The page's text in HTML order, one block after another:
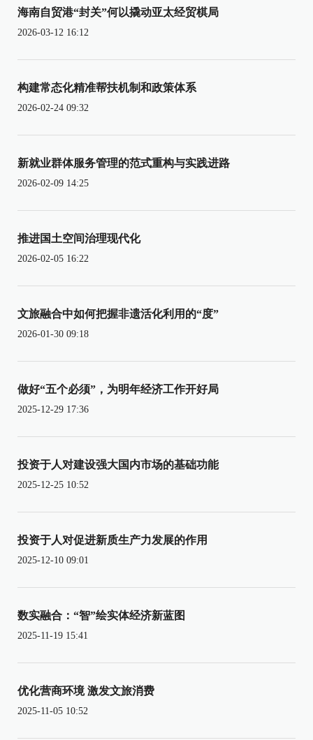
海南自贸港“封关”何以撬动亚太经贸棋局
2026-03-12 16:12
构建常态化精准帮扶机制和政策体系
2026-02-24 09:32
新就业群体服务管理的范式重构与实践进路
2026-02-09 14:25
推进国土空间治理现代化
2026-02-05 16:22
文旅融合中如何把握非遗活化利用的“度”
2026-01-30 09:18
做好“五个必须”，为明年经济工作开好局
2025-12-29 17:36
投资于人对建设强大国内市场的基础功能
2025-12-25 10:52
投资于人对促进新质生产力发展的作用
2025-12-10 09:01
数实融合：“智”绘实体经济新蓝图
2025-11-19 15:41
优化营商环境 激发文旅消费
2025-11-05 10:52